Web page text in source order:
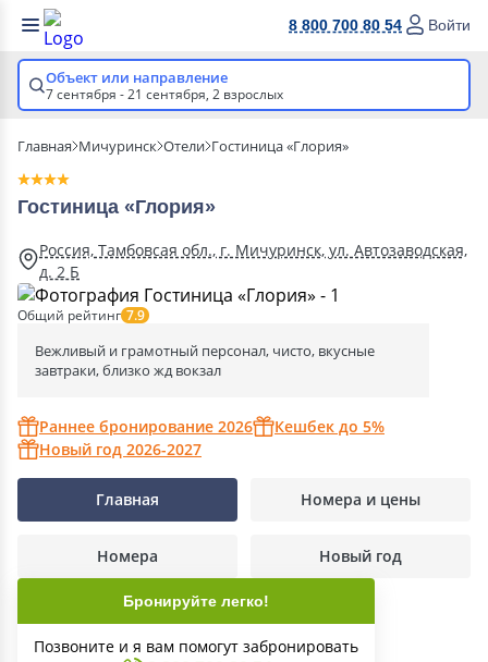
8 800 700 80 54 Войти
Объект или направление
7 сентября - 21 сентября, 2 взрослых
Главная Мичуринск Отели Гостиница «Глория»
Гостиница «Глория»
Россия, Тамбовсая обл., г. Мичуринск, ул. Автозаводская,
д. 2 Б
Общий рейтинг 7.9
Вежливый и грамотный персонал, чисто, вкусные
завтраки, близко жд вокзал
Раннее бронирование 2026
Кешбек до 5%
Новый год 2026-2027
Главная Номера и цены
Номера Новый год
Бронируйте легко!
Позвоните и я вам помогут забронировать